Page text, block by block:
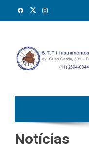
Notícias